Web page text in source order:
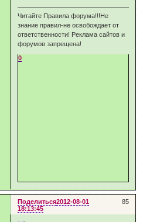
Читайте Правила форума!!!Не
знание правил-не освобождает от
ответственности! Реклама сайтов и
форумов запрещена!
0
Поделиться 85
2012-08-01
18:13:45